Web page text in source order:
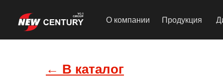
О компании Продукция
← В каталог